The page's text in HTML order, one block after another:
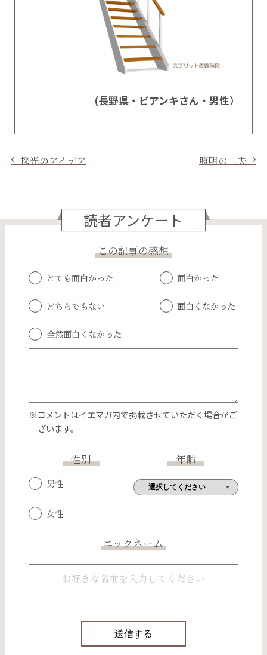
(長野県・ビアンキさん・男性）
採光のアイデア 照明の工夫
読者アンケート
この記事の感想
とても面白かった 面白かった
どちらでもない 面白くなかった
全然面白くなかった
※コメントはイエマガ内で掲載させていただく場合がご
ざいます。
性別
男性
女性
年齢
ニックネーム